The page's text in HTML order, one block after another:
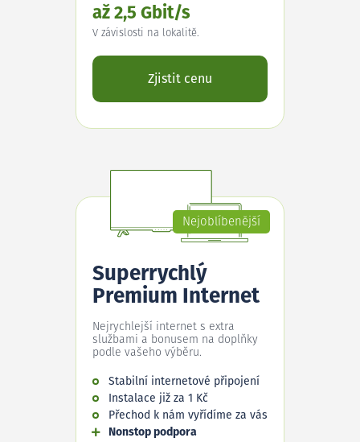
až 2,5 Gbit/s
V závislosti na lokalitě.
Zjistit cenu
Nejoblíbenější
Superrychlý
Premium Internet
Nejrychlejší internet s extra
službami a bonusem na doplňky
podle vašeho výběru.
Stabilní internetové připojení
Instalace již za 1 Kč
Přechod k nám vyřídíme za vás
Nonstop podpora